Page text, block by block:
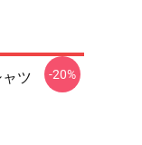
ツ -20%